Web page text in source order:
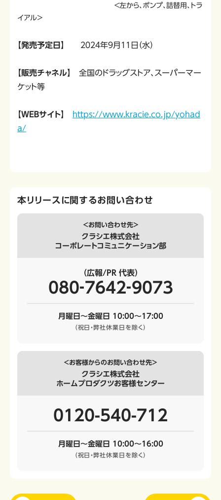
＜左から、ポンプ、詰替用、トラ
イアル＞
【発売予定日】 ２０２４年９月１１日（水）
【販売チャネル】 全国のドラッグストア、スーパーマー
ケット等
【ＷＥＢサイト】
https://www.kracie.co.jp/yohad
a/
本リリースに関するお問い合わせ
＜お問い合わせ先＞
クラシエ株式会社
コーポレートコミュニケーション部
（広報/PR 代表）
080‐7642‐9073
月曜日～金曜日 10:00～17:00
（祝日・弊社休業日を除く）
＜お客様からのお問い合わせ先＞
クラシエ株式会社
ホームプロダクツお客様センター
0120-540-712
月曜日～金曜日 10:00～16:00
（祝日・弊社休業日を除く）